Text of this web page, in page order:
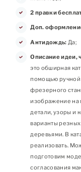
2 правки
Доп.
Антидождь: Да;
Описание идеи,
это обширная
помощью ручной
фрезерного
изображение на
детали, узоры и
варианты
деревьями. В
реализовать.
подготовим
согласования